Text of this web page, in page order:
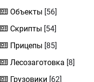
Объекты [56]
Скрипты [54]
Прицепы [85]
Лесозаготовка [8]
Грузовики [62]